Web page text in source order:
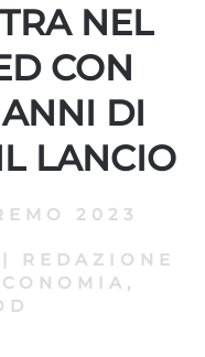
NEL
CON
DI
LANCIO
2023
REDAZIONE